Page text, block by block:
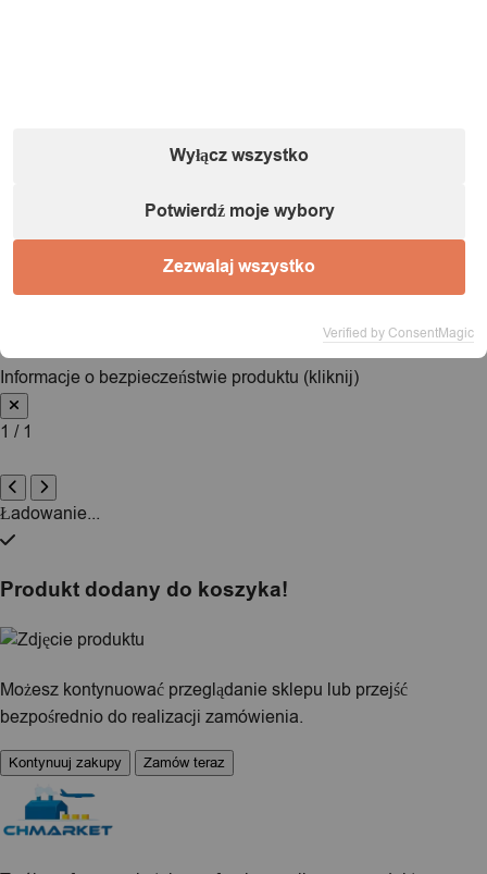
Informacje o podmiocie gospodarczym (zgodnie
IT&IMPORT Kajetan Sikorski |Adres:
Informacje o bezpieczeństwie produktu (kliknij)
1 / 1
Ładowanie...
Produkt dodany do koszyka!
Możesz kontynuować przeglądanie sklepu lub przejść
bezpośrednio do realizacji zamówienia.
Kontynuuj zakupy Zamów teraz
Wyłącz wszystko
Potwierdź moje wybory
Zezwalaj wszystko
Verified by ConsentMagic